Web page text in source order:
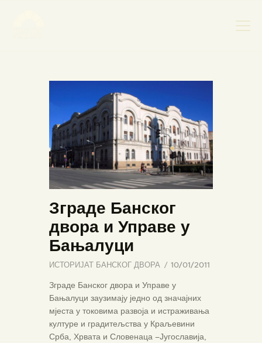
НАСЛОВНА
НОВОСТИ
НАЈАВА ДОГАЂАЈА
БАНСКИ ДВОР
ФОТОГРАФИЈЕ
ВИДЕО
КОНТАКТ
Зграде Банског
двора и Управе у
Бањалуци
ИСТОРИЈАТ БАНСКОГ ДВОРА 10/01/2011
Зграде Банског двора и Управе у
Бањалуци заузимају једно од значајних
мјеста у токовима развоја и истраживања
културе и градитељства у Краљевини
Срба, Хрвата и Словенаца –Југославија,